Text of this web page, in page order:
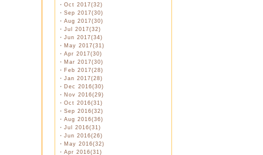
・ Oct 2017(32)
・ Sep 2017(30)
・ Aug 2017(30)
・ Jul 2017(32)
・ Jun 2017(34)
・ May 2017(31)
・ Apr 2017(30)
・ Mar 2017(30)
・ Feb 2017(28)
・ Jan 2017(28)
・ Dec 2016(30)
・ Nov 2016(29)
・ Oct 2016(31)
・ Sep 2016(32)
・ Aug 2016(36)
・ Jul 2016(31)
・ Jun 2016(26)
・ May 2016(32)
・ Apr 2016(31)